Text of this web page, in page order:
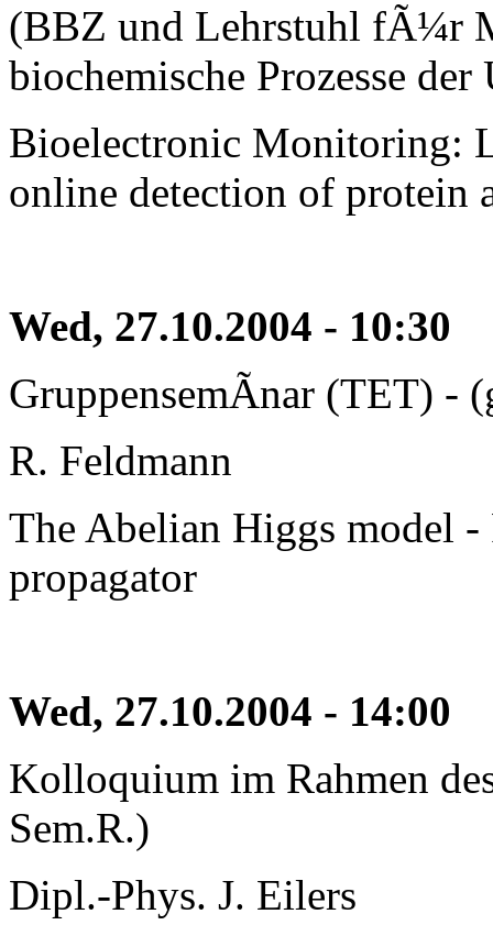
(BBZ und Lehrstuhl fÃ¼r
biochemische Prozesse
Bioelectronic Monitoring:
online detection of protein
Wed, 27.10.2004 - 10:30
GruppensemÃ­nar (TET) -
R. Feldmann
The Abelian Higgs model -
propagator
Wed, 27.10.2004 - 14:00
Kolloquium im Rahmen
Sem.R.)
Dipl.-Phys. J. Eilers